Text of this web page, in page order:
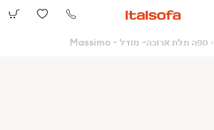
073-
ראשי
ספה תלת ארוכה- מודל - Massimo